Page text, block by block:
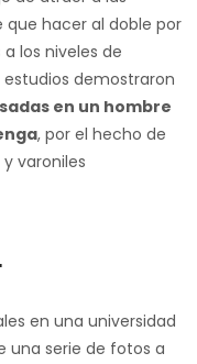
que hacer al doble por
los niveles de
demostraron
en un hombre
, por el hecho de
varoniles
en una universidad
una serie de fotos a